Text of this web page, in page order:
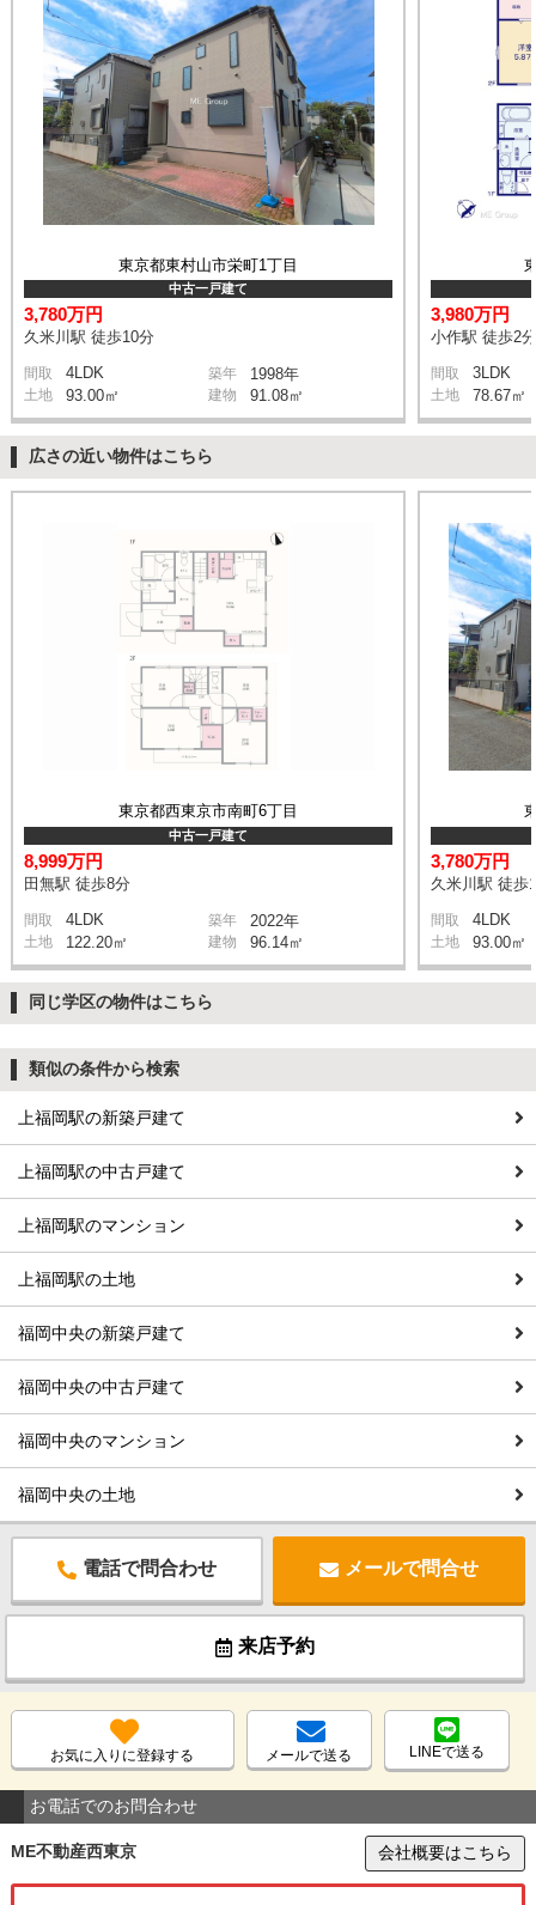
東京都東村山市栄町1丁目
中古一戸建て
3,780万円
久米川駅 徒歩10分
間取 4LDK 築年 1998年
土地 93.00㎡ 建物 91.08㎡
3,980万円
小作駅 徒歩2分
間取 3LDK
土地 78.67㎡
広さの近い物件はこちら
東京都西東京市南町6丁目
中古一戸建て
8,999万円
田無駅 徒歩8分
間取 4LDK 築年 2022年
土地 122.20㎡ 建物 96.14㎡
3,780万円
久米川駅 徒歩
間取 4LDK
土地 93.00㎡
同じ学区の物件はこちら
類似の条件から検索
上福岡駅の新築戸建て
上福岡駅の中古戸建て
上福岡駅のマンション
上福岡駅の土地
福岡中央の新築戸建て
福岡中央の中古戸建て
福岡中央のマンション
福岡中央の土地
電話で問合わせ メールで問合せ
来店予約
お気に入りに登録する メールで送る LINEで送る
お電話でのお問合わせ
ME不動産西東京 会社概要はこちら